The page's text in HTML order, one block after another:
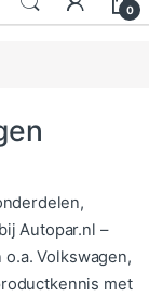
0
Autopar.nl –
Volkswagen,
met